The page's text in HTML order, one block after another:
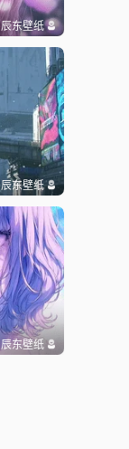
辰东壁纸
辰东壁纸
辰东壁纸